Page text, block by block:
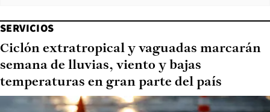
SERVICIOS
Ciclón extratropical y vaguadas marcarán
semana de lluvias, viento y bajas
temperaturas en gran parte del país